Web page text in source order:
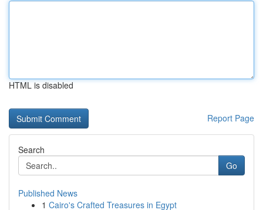
HTML is disabled
Report Page
Search
Go
Published News
1 Cairo's Crafted Treasures in Egypt